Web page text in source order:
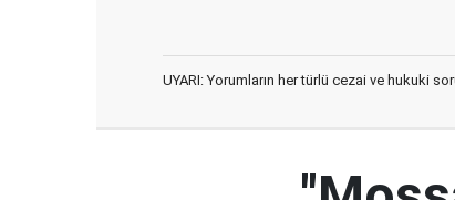
UYARI: Yorumların her türlü cezai ve hukuki